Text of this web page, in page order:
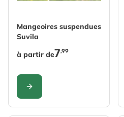
Mangeoires suspendues
Suvila
The price depends on the
à partir de7,99
CONFIGURER